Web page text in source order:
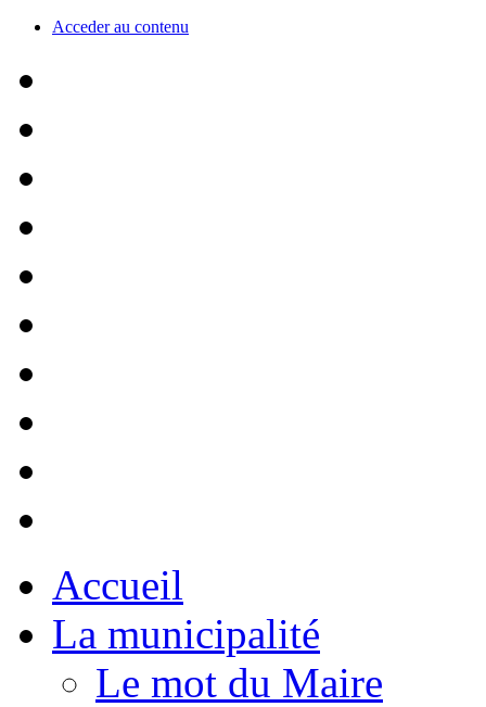
Acceder au contenu
Accueil
La municipalité
Le mot du Maire